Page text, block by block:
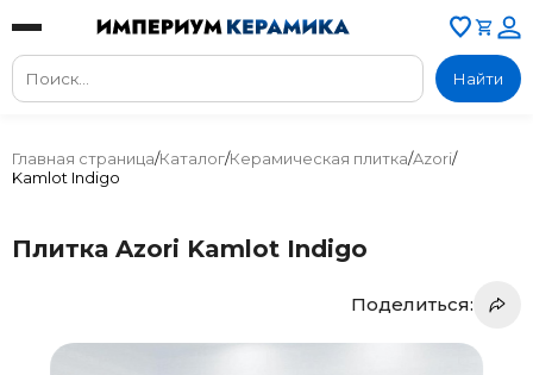
Найти
Главная страница/Каталог/Керамическая плитка/Azori/
Kamlot Indigo
Плитка Azori Kamlot Indigo
Поделиться: